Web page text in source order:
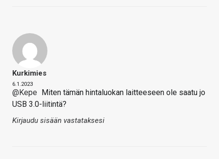
Kurkimies
6.1.2023
@Kepe Miten tämän hintaluokan laitteeseen ole saatu jo
USB 3.0-liitintä?
Kirjaudu sisään vastataksesi